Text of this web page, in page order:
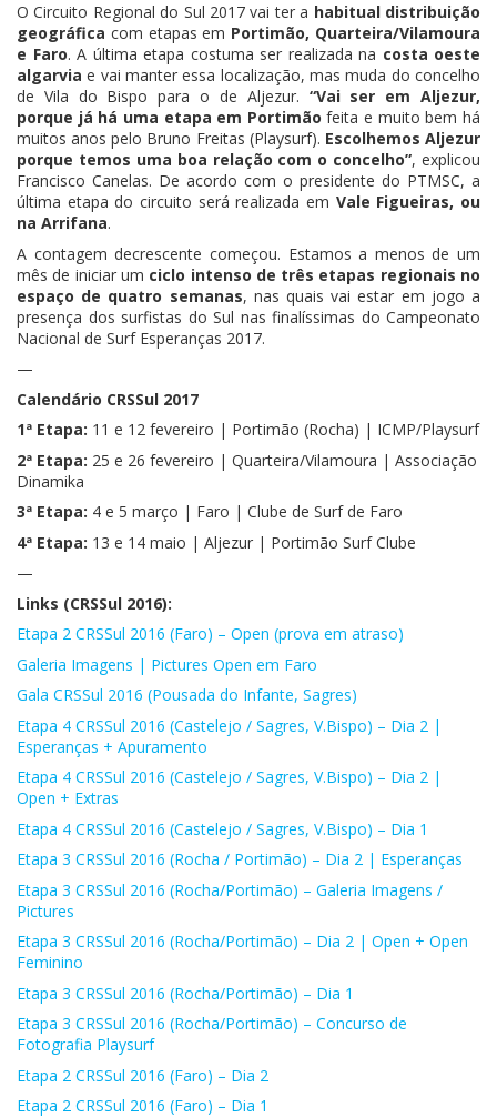
O Circuito Regional do Sul 2017 vai ter a habitual distribuição
geográfica com etapas em Portimão, Quarteira/Vilamoura
e Faro. A última etapa costuma ser realizada na costa oeste
algarvia e vai manter essa localização, mas muda do concelho
de Vila do Bispo para o de Aljezur. “Vai ser em Aljezur,
porque já há uma etapa em Portimão feita e muito bem há
muitos anos pelo Bruno Freitas (Playsurf). Escolhemos Aljezur
porque temos uma boa relação com o concelho”, explicou
Francisco Canelas. De acordo com o presidente do PTMSC, a
última etapa do circuito será realizada em Vale Figueiras, ou
na Arrifana.
A contagem decrescente começou. Estamos a menos de um
mês de iniciar um ciclo intenso de três etapas regionais no
espaço de quatro semanas, nas quais vai estar em jogo a
presença dos surfistas do Sul nas finalíssimas do Campeonato
Nacional de Surf Esperanças 2017.
—
Calendário CRSSul 2017
1ª Etapa: 11 e 12 fevereiro | Portimão (Rocha) | ICMP/Playsurf
2ª Etapa: 25 e 26 fevereiro | Quarteira/Vilamoura | Associação
Dinamika
3ª Etapa: 4 e 5 março | Faro | Clube de Surf de Faro
4ª Etapa: 13 e 14 maio | Aljezur | Portimão Surf Clube
—
Links (CRSSul 2016):
Etapa 2 CRSSul 2016 (Faro) – Open (prova em atraso)
Galeria Imagens | Pictures Open em Faro
Gala CRSSul 2016 (Pousada do Infante, Sagres)
Etapa 4 CRSSul 2016 (Castelejo / Sagres, V.Bispo) – Dia 2 |
Esperanças + Apuramento
Etapa 4 CRSSul 2016 (Castelejo / Sagres, V.Bispo) – Dia 2 |
Open + Extras
Etapa 4 CRSSul 2016 (Castelejo / Sagres, V.Bispo) – Dia 1
Etapa 3 CRSSul 2016 (Rocha / Portimão) – Dia 2 | Esperanças
Etapa 3 CRSSul 2016 (Rocha/Portimão) – Galeria Imagens /
Pictures
Etapa 3 CRSSul 2016 (Rocha/Portimão) – Dia 2 | Open + Open
Feminino
Etapa 3 CRSSul 2016 (Rocha/Portimão) – Dia 1
Etapa 3 CRSSul 2016 (Rocha/Portimão) – Concurso de
Fotografia Playsurf
Etapa 2 CRSSul 2016 (Faro) – Dia 2
Etapa 2 CRSSul 2016 (Faro) – Dia 1